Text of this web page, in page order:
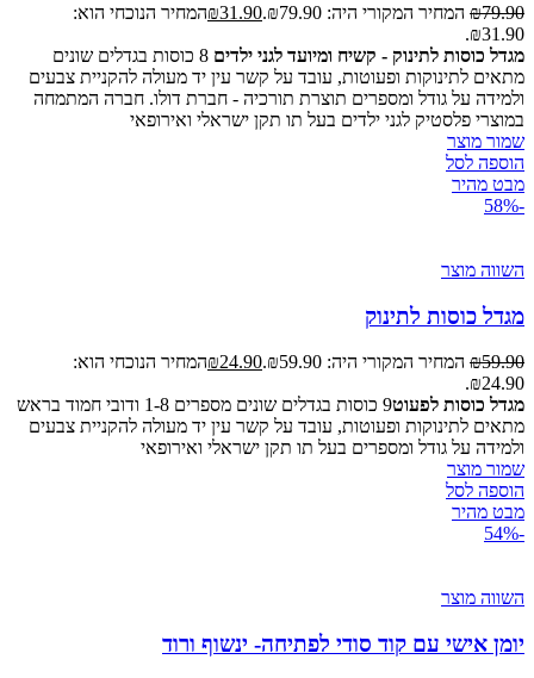
₪79.90 המחיר המקורי היה: ₪79.90. ₪31.90
המחיר הנוכחי הוא:
₪31.90.
מגדל כוסות לתינוק - קשיח ומיועד לגני ילדים
8 כוסות בגדלים שונים
מתאים לתינוקות ופעוטות, עובד על קשר עין יד מעולה להקניית צבעים
ולמידה על גודל ומספרים תוצרת תורכיה - חברת דולו. חברה המתמחה
במוצרי פלסטיק לגני ילדים בעל תו תקן ישראלי ואירופאי
שמור מוצר
הוספה לסל
מבט מהיר
-58%
השווה מוצר
מגדל כוסות לתינוק
₪59.90 המחיר המקורי היה: ₪59.90. ₪24.90
המחיר הנוכחי הוא:
₪24.90.
מגדל כוסות לפעוט
9 כוסות בגדלים שונים מספרים 1-8 ודובי חמוד בראש
מתאים לתינוקות ופעוטות, עובד על קשר עין יד מעולה להקניית צבעים
ולמידה על גודל ומספרים בעל תו תקן ישראלי ואירופאי
שמור מוצר
הוספה לסל
מבט מהיר
-54%
השווה מוצר
יומן אישי עם קוד סודי לפתיחה- ינשוף ורוד